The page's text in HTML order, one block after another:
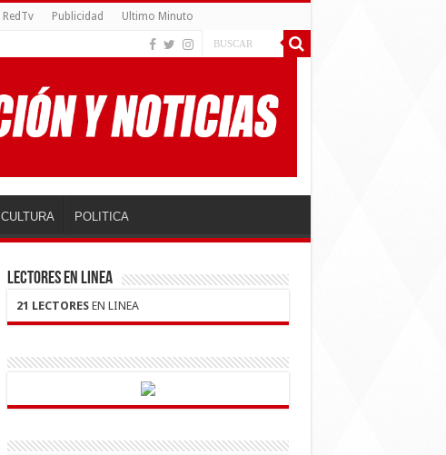
RedTv Publicidad Ultimo Minuto
CULTURA POLITICA
LECTORES EN LINEA
21 LECTORESEN LINEA